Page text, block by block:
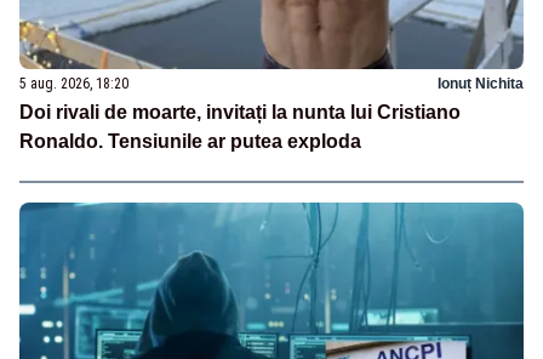
5 aug. 2026, 18:20 Ionuț Nichita
Doi rivali de moarte, invitați la nunta lui Cristiano
Ronaldo. Tensiunile ar putea exploda